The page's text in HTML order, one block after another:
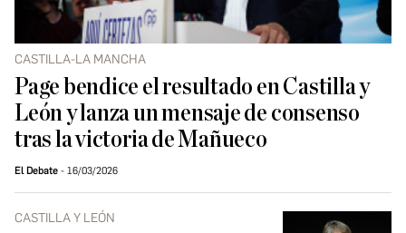
CASTILLA-LA MANCHA
Page bendice el resultado en Castilla y
León y lanza un mensaje de consenso
tras la victoria de Mañueco
El Debate 16/03/2026
CASTILLA Y LEÓN